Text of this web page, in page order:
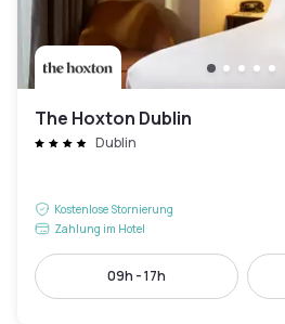
The Hoxton Dublin
Dublin
Kostenlose Stornierung
Zahlung im Hotel
09h - 17h